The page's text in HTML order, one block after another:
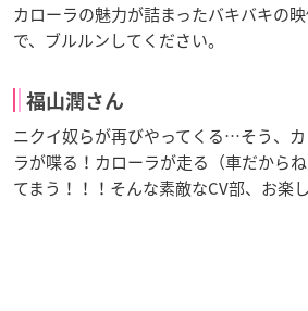
カローラの魅力が詰まったバキバキの
で、ブルルンしてください。
福山潤さん
ニクイ奴らが再びやってくる…そう、
ラが喋る！カローラが走る（車だから
てまう！！！そんな素敵なCV部、お楽